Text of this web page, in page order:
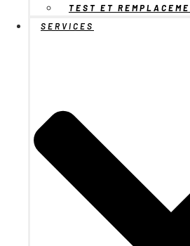
TEST ET
SERVICES